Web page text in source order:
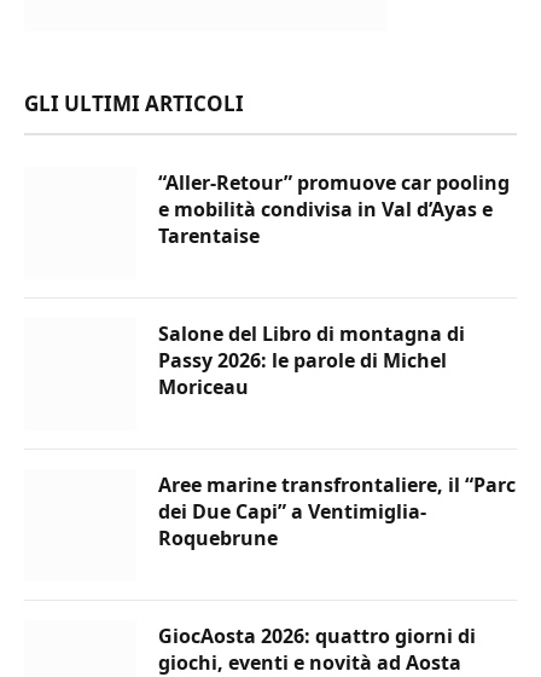
GLI ULTIMI ARTICOLI
“Aller-Retour” promuove car pooling
e mobilità condivisa in Val d’Ayas e
Tarentaise
Salone del Libro di montagna di
Passy 2026: le parole di Michel
Moriceau
Aree marine transfrontaliere, il “Parc
dei Due Capi” a Ventimiglia-
Roquebrune
GiocAosta 2026: quattro giorni di
giochi, eventi e novità ad Aosta